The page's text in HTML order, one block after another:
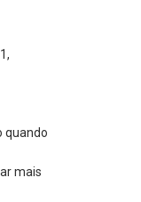
quando
mais